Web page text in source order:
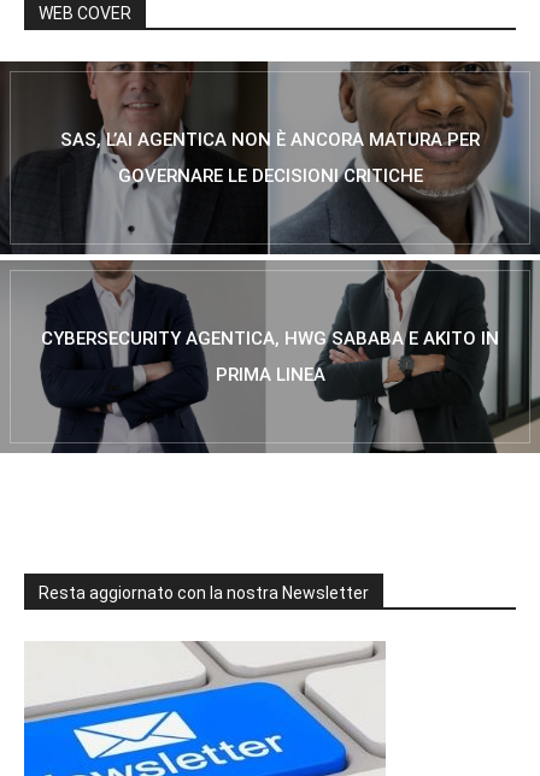
WEB COVER
SAS, L’AI AGENTICA NON È ANCORA MATURA PER
GOVERNARE LE DECISIONI CRITICHE
CYBERSECURITY AGENTICA, HWG SABABA E AKITO IN
PRIMA LINEA
Resta aggiornato con la nostra Newsletter